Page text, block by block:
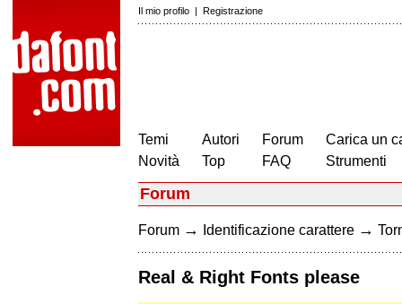
Il mio profilo | Registrazione
Temi
Novità
Autori
Top
Forum
FAQ
Carica un
Strumenti
Forum
Forum → Identificazione carattere →
Real & Right Fonts please